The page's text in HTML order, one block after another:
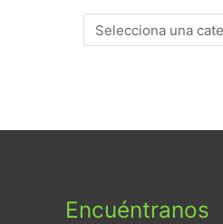
Encuéntranos